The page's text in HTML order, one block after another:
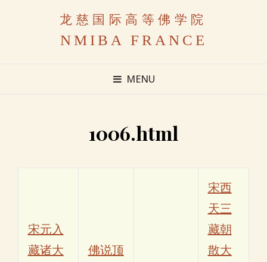
龙慈国际高等佛学院
NMIBA FRANCE
MENU
1006.html
宋元入
藏诸大
佛说顶
宋西
天三
藏朝
散大